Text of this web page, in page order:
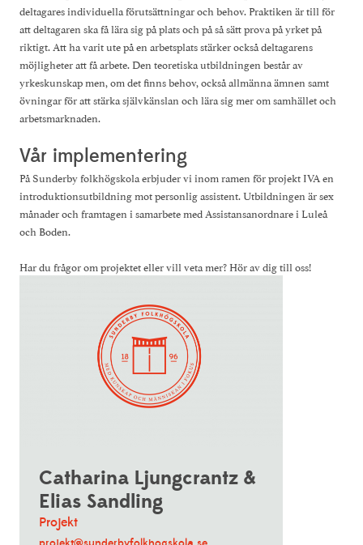
deltagares individuella förutsättningar och behov. Praktiken är till för
att deltagaren ska få lära sig på plats och på så sätt prova på yrket på
riktigt. Att ha varit ute på en arbetsplats stärker också deltagarens
möjligheter att få arbete. Den teoretiska utbildningen består av
yrkeskunskap men, om det finns behov, också allmänna ämnen samt
övningar för att stärka självkänslan och lära sig mer om samhället och
arbetsmarknaden.
Vår implementering
På Sunderby folkhögskola erbjuder vi inom ramen för projekt IVA en
introduktionsutbildning mot personlig assistent. Utbildningen är sex
månader och framtagen i samarbete med Assistansanordnare i Luleå
och Boden.
Har du frågor om projektet eller vill veta mer? Hör av dig till oss!
Catharina Ljungcrantz &
Elias Sandling
Projekt